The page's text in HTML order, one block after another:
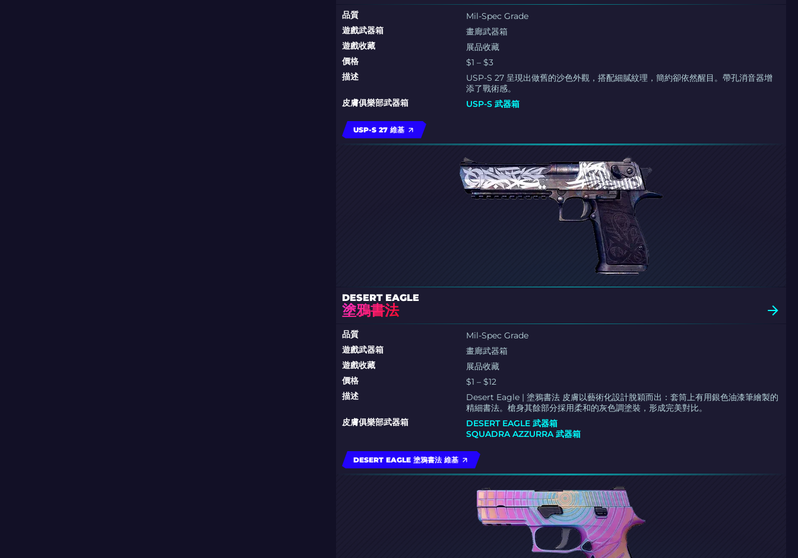
品質
Mil-Spec Grade
遊戲武器箱
畫廊武器箱
遊戲收藏
展品收藏
價格
$1 – $3
描述
USP-S 27 呈現出做舊的沙色外觀，搭配細膩紋理，簡約卻依然醒目。帶孔消音器增
添了戰術感。
皮膚俱樂部武器箱
USP-S 武器箱
USP-S 27 維基
DESERT EAGLE
塗鴉書法
品質
Mil-Spec Grade
遊戲武器箱
畫廊武器箱
遊戲收藏
展品收藏
價格
$1 – $12
描述
Desert Eagle | 塗鴉書法 皮膚以藝術化設計脫穎而出：套筒上有用銀色油漆筆繪製的
精細書法。槍身其餘部分採用柔和的灰色調塗裝，形成完美對比。
皮膚俱樂部武器箱
DESERT EAGLE 武器箱
SQUADRA AZZURRA 武器箱
DESERT EAGLE 塗鴉書法 維基